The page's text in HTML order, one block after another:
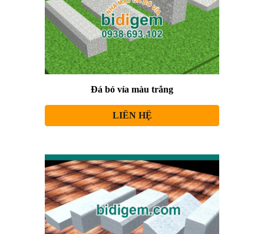
Đá bó vỉa màu trắng
LIÊN HỆ